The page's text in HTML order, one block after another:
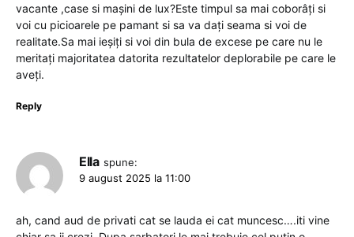
vacante ,case si mașini de lux?Este timpul sa mai coborâți si
voi cu picioarele pe pamant si sa va dați seama si voi de
realitate.Sa mai ieșiți si voi din bula de excese pe care nu le
meritați majoritatea datorita rezultatelor deplorabile pe care le
aveți.
Reply
Ella spune:
9 august 2025 la 11:00
ah, cand aud de privati cat se lauda ei cat muncesc….iti vine